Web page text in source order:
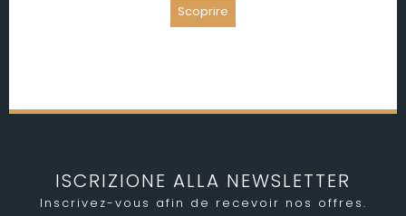
ISCRIZIONE ALLA NEWSLETTER
Inscrivez-vous afin de recevoir nos offres.